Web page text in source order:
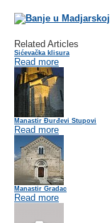
Related Articles
Sićevačka klisura
Read more
Manastir Đurđevi Stupovi
Read more
Manastir Gradac
Read more